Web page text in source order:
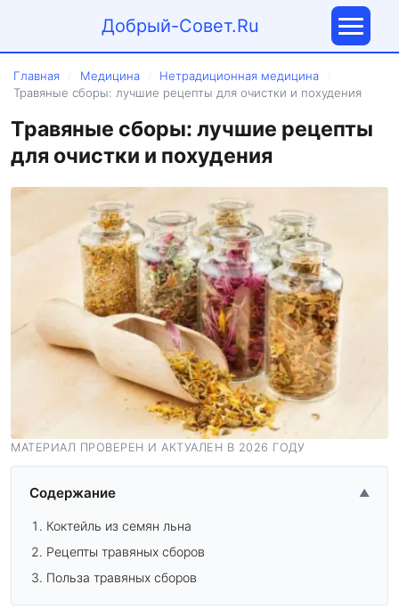
Добрый-Совет.Ru
Главная Медицина Нетрадиционная медицина
Травяные сборы: лучшие рецепты для очистки и похудения
Травяные сборы: лучшие рецепты
для очистки и похудения
МАТЕРИАЛ ПРОВЕРЕН И АКТУАЛЕН В 2026 ГОДУ
Содержание ▲
Коктейль из семян льна
Рецепты травяных сборов
Польза травяных сборов